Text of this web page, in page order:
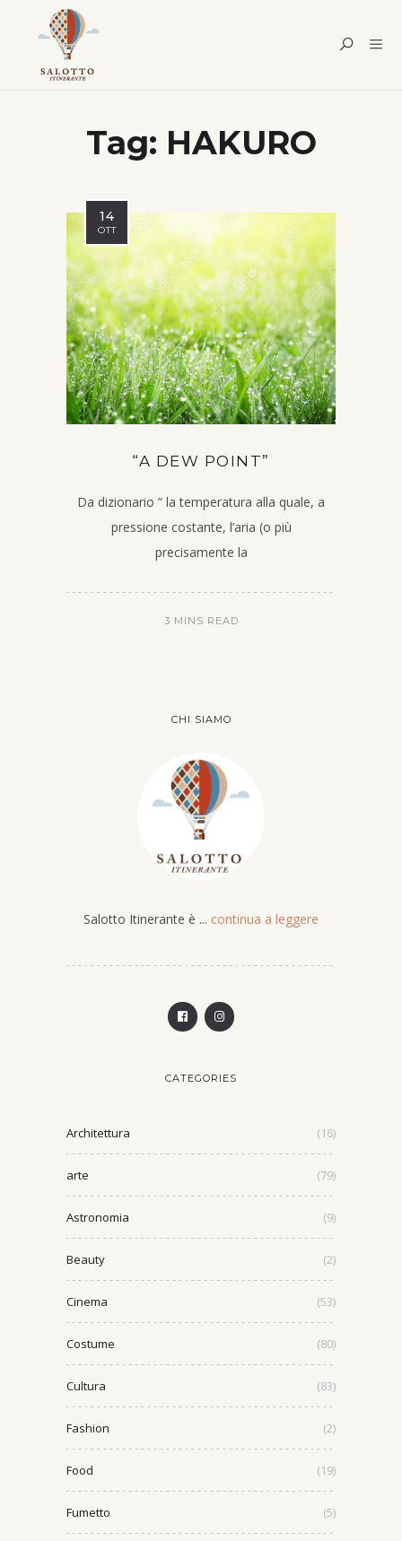
Tag: HAKURO
14
OTT
“A DEW POINT”
Da dizionario ” la temperatura alla quale, a
pressione costante, l’aria (o più
precisamente la
3 MINS READ
CHI SIAMO
Salotto Itinerante è ... continua a leggere
CATEGORIES
Architettura (16)
arte (79)
Astronomia (9)
Beauty (2)
Cinema (53)
Costume (80)
Cultura (83)
Fashion (2)
Food (19)
Fumetto (5)